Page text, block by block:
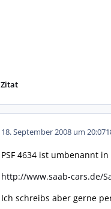
Zitat
18. September 2008 um 20:07
PSF 4634 ist umbenannt
http://www.saab-cars.de/
Ich schreibs aber gerne